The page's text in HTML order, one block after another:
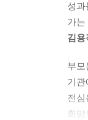
자
통
유
공
등
들
성
가는
김용
부
기
전
희